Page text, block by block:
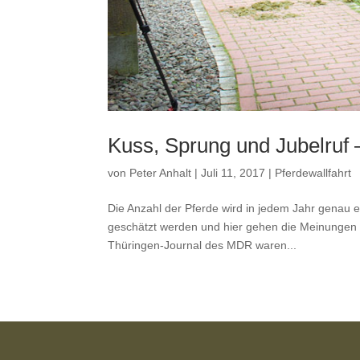
Kuss, Sprung und Jubelruf
von Peter Anhalt |Juli 11, 2017 | Pferdewallfahrt
Die Anzahl der Pferde wird in jedem Jahr genau
geschätzt werden und hier gehen die
Thüringen-Journal des MDR waren...